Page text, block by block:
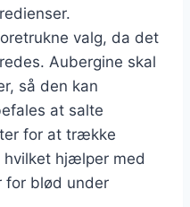
valg, da det
Aubergine skal
så den kan
at salte
for at trække
hjælper med
for blød under